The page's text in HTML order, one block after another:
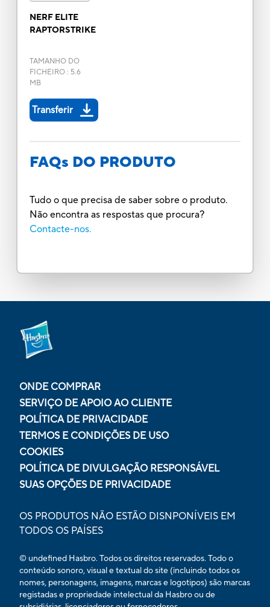
NERF ELITE
RAPTORSTRIKE
TAMANHO DO
FICHEIRO: 5.6
MB
Transferir
FAQs DO PRODUTO
Tudo o que precisa de saber sobre o produto.
Não encontra as respostas que procura?
Contacte-nos.
ONDE COMPRAR
SERVIÇO DE APOIO AO CLIENTE
POLÍTICA DE PRIVACIDADE
TERMOS E CONDIÇÕES DE USO
COOKIES
POLÍTICA DE DIVULGAÇÃO RESPONSÁVEL
SUAS OPÇÕES DE PRIVACIDADE
OS PRODUTOS NÃO ESTÃO DISNPONÍVEIS EM
TODOS OS PAÍSES
© undefined Hasbro. Todos os direitos reservados. Todo o
conteúdo sonoro, visual e textual do site (incluindo todos os
nomes, personagens, imagens, marcas e logotipos) são marcas
registadas e propriedade intelectual da Hasbro ou de